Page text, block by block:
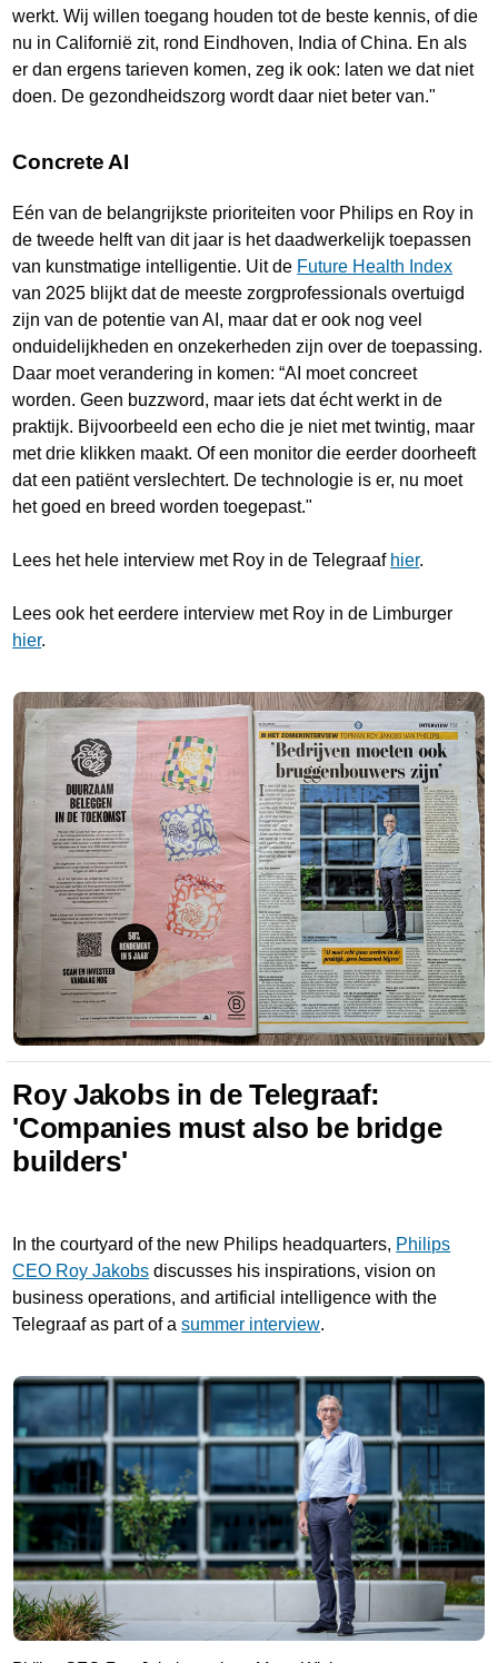
werkt. Wij willen toegang houden tot de beste kennis, of die
nu in Californië zit, rond Eindhoven, India of China. En als
er dan ergens tarieven komen, zeg ik ook: laten we dat niet
doen. De gezondheidszorg wordt daar niet beter van."
Concrete AI
Eén van de belangrijkste prioriteiten voor Philips en Roy in
de tweede helft van dit jaar is het daadwerkelijk toepassen
van kunstmatige intelligentie. Uit de Future Health Index
van 2025 blijkt dat de meeste zorgprofessionals overtuigd
zijn van de potentie van AI, maar dat er ook nog veel
onduidelijkheden en onzekerheden zijn over de toepassing.
Daar moet verandering in komen: “AI moet concreet
worden. Geen buzzword, maar iets dat écht werkt in de
praktijk. Bijvoorbeeld een echo die je niet met twintig, maar
met drie klikken maakt. Of een monitor die eerder doorheeft
dat een patiënt verslechtert. De technologie is er, nu moet
het goed en breed worden toegepast."
Lees het hele interview met Roy in de Telegraaf hier.
Lees ook het eerdere interview met Roy in de Limburger
hier.
Roy Jakobs in de Telegraaf:
'Companies must also be bridge
builders'
In the courtyard of the new Philips headquarters, Philips
CEO Roy Jakobs discusses his inspirations, vision on
business operations, and artificial intelligence with the
Telegraaf as part of asummer interview.